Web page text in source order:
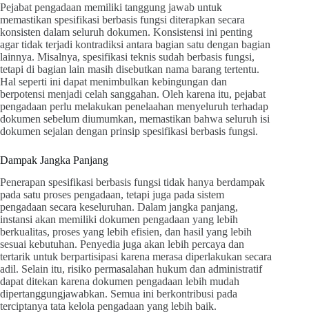
Pejabat pengadaan memiliki tanggung jawab untuk
memastikan spesifikasi berbasis fungsi diterapkan secara
konsisten dalam seluruh dokumen. Konsistensi ini penting
agar tidak terjadi kontradiksi antara bagian satu dengan bagian
lainnya. Misalnya, spesifikasi teknis sudah berbasis fungsi,
tetapi di bagian lain masih disebutkan nama barang tertentu.
Hal seperti ini dapat menimbulkan kebingungan dan
berpotensi menjadi celah sanggahan. Oleh karena itu, pejabat
pengadaan perlu melakukan penelaahan menyeluruh terhadap
dokumen sebelum diumumkan, memastikan bahwa seluruh isi
dokumen sejalan dengan prinsip spesifikasi berbasis fungsi.
Dampak Jangka Panjang
Penerapan spesifikasi berbasis fungsi tidak hanya berdampak
pada satu proses pengadaan, tetapi juga pada sistem
pengadaan secara keseluruhan. Dalam jangka panjang,
instansi akan memiliki dokumen pengadaan yang lebih
berkualitas, proses yang lebih efisien, dan hasil yang lebih
sesuai kebutuhan. Penyedia juga akan lebih percaya dan
tertarik untuk berpartisipasi karena merasa diperlakukan secara
adil. Selain itu, risiko permasalahan hukum dan administratif
dapat ditekan karena dokumen pengadaan lebih mudah
dipertanggungjawabkan. Semua ini berkontribusi pada
terciptanya tata kelola pengadaan yang lebih baik.